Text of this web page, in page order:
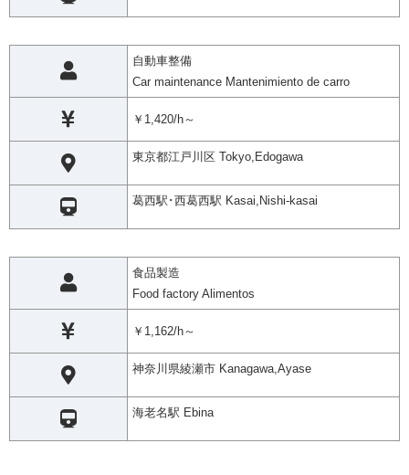
自動車整備
Car maintenance Mantenimiento de carro
￥1,420/h～
東京都江戸川区 Tokyo,Edogawa
葛西駅･西葛西駅 Kasai,Nishi-kasai
食品製造
Food factory Alimentos
￥1,162/h～
神奈川県綾瀬市 Kanagawa,Ayase
海老名駅 Ebina